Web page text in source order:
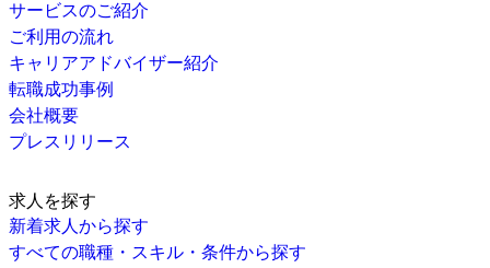
サービスのご紹介
ご利用の流れ
キャリアアドバイザー紹介
転職成功事例
会社概要
プレスリリース
求人を探す
新着求人から探す
すべての職種・スキル・条件から探す